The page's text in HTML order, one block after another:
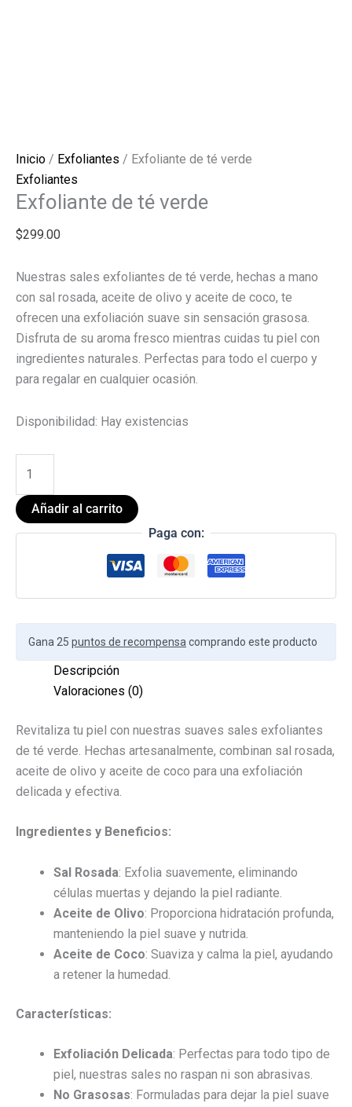
Inicio / Exfoliantes / Exfoliante de té verde
Exfoliantes
Exfoliante de té verde
$299.00
Nuestras sales exfoliantes de té verde, hechas a mano
con sal rosada, aceite de olivo y aceite de coco, te
ofrecen una exfoliación suave sin sensación grasosa.
Disfruta de su aroma fresco mientras cuidas tu piel con
ingredientes naturales. Perfectas para todo el cuerpo y
para regalar en cualquier ocasión.
Disponibilidad: Hay existencias
Añadir al carrito
Paga con:
Gana 25 puntos de recompensa comprando este producto
Descripción
Valoraciones (0)
Revitaliza tu piel con nuestras suaves sales exfoliantes
de té verde. Hechas artesanalmente, combinan sal rosada,
aceite de olivo y aceite de coco para una exfoliación
delicada y efectiva.
Ingredientes y Beneficios:
Sal Rosada: Exfolia suavemente, eliminando
células muertas y dejando la piel radiante.
Aceite de Olivo: Proporciona hidratación profunda,
manteniendo la piel suave y nutrida.
Aceite de Coco: Suaviza y calma la piel, ayudando
a retener la humedad.
Características:
Exfoliación Delicada: Perfectas para todo tipo de
piel, nuestras sales no raspan ni son abrasivas.
No Grasosas: Formuladas para dejar la piel suave